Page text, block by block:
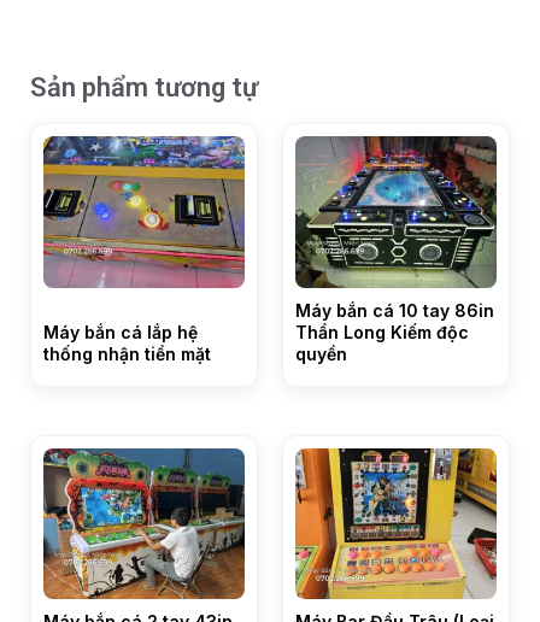
Sản phẩm tương tự
Máy bắn cá lắp hệ
thống nhận tiền mặt
Máy bắn cá 10 tay 86in
Thần Long Kiếm độc
quyền